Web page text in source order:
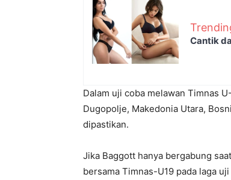
Cantik
Dalam uji coba melawan Timnas
Dugopolje, Makedonia Utara,
dipastikan.
Jika Baggott hanya bergabung
bersama Timnas-U19 pada laga